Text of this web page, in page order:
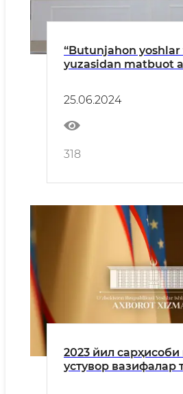
“Butunjahon yoshlar
yuzasidan matbuot
25.06.2024
318
2023 йил сарҳисоби
устувор вазифалар